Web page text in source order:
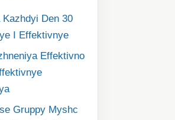
Den 30
I Effektivnye
Effektivno
Gruppy Myshc